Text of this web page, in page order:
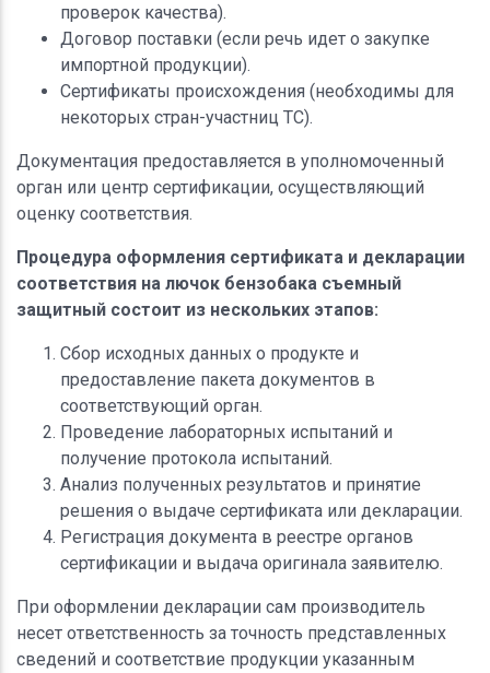
проверок качества).
Договор поставки (если речь идет о закупке
импортной продукции).
Сертификаты происхождения (необходимы для
некоторых стран-участниц ТС).
Документация предоставляется в уполномоченный
орган или центр сертификации, осуществляющий
оценку соответствия.
Процедура оформления сертификата и декларации
соответствия на лючок бензобака съемный
защитный состоит из нескольких этапов:
Сбор исходных данных о продукте и
предоставление пакета документов в
соответствующий орган.
Проведение лабораторных испытаний и
получение протокола испытаний.
Анализ полученных результатов и принятие
решения о выдаче сертификата или декларации.
Регистрация документа в реестре органов
сертификации и выдача оригинала заявителю.
При оформлении декларации сам производитель
несет ответственность за точность представленных
сведений и соответствие продукции указанным